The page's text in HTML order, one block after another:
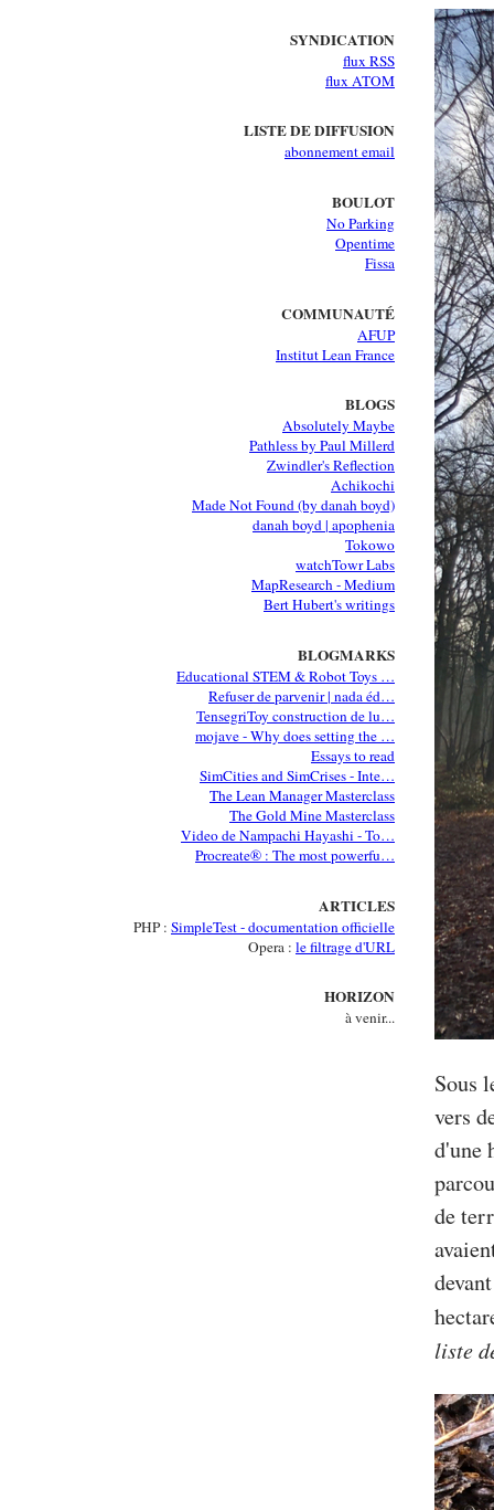
SYNDICATION
flux RSS
flux ATOM
LISTE DE DIFFUSION
abonnement email
BOULOT
No Parking
Opentime
Fissa
COMMUNAUTÉ
AFUP
Institut Lean France
BLOGS
Absolutely Maybe
Pathless by Paul Millerd
Zwindler's Reflection
Achikochi
Made Not Found (by danah boyd)
danah boyd | apophenia
Tokowo
watchTowr Labs
MapResearch - Medium
Bert Hubert's writings
BLOGMARKS
Educational STEM & Robot Toys …
Refuser de parvenir | nada éd…
TensegriToy construction de lu…
mojave - Why does setting the …
Essays to read
SimCities and SimCrises - Inte…
The Lean Manager Masterclass
The Gold Mine Masterclass
Video de Nampachi Hayashi - To…
Procreate® : The most powerfu…
ARTICLES
PHP : SimpleTest - documentation officielle
Opera : le filtrage d'URL
HORIZON
à venir...
Sous
vers
d'une
de
liste